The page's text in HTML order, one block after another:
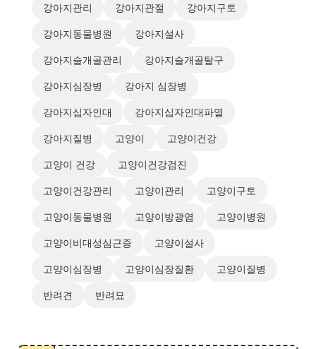
강아지관리
강아지관절
강아지구토
강아지동물병원
강아지설사
강아지슬개골관리
강아지슬개골탈구
강아지심장병
강아지 심장병
강아지십자인대
강아지십자인대파열
강아지질병
고양이
고양이건강
고양이 건강
고양이건강검진
고양이건강관리
고양이관리
고양이구토
고양이동물병원
고양이방광염
고양이병원
고양이비대성심근증
고양이설사
고양이심장병
고양이심장질환
고양이질병
반려견
반려묘